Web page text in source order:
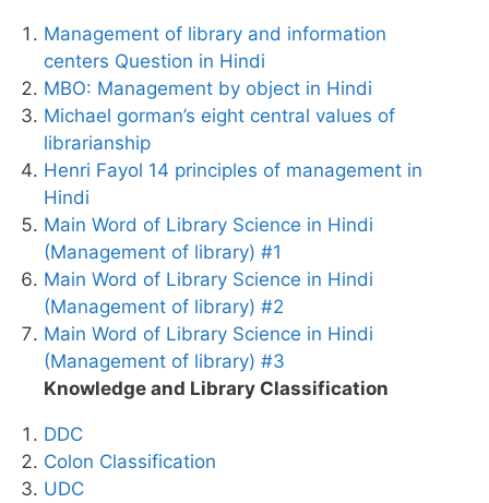
Management of library and information
centers Question in Hindi
MBO: Management by object in Hindi
Michael gorman’s eight central values of
librarianship
Henri Fayol 14 principles of management in
Hindi
Main Word of Library Science in Hindi
(Management of library) #1
Main Word of Library Science in Hindi
(Management of library) #2
Main Word of Library Science in Hindi
(Management of library) #3
Knowledge and Library Classification
DDC
Colon Classification
UDC